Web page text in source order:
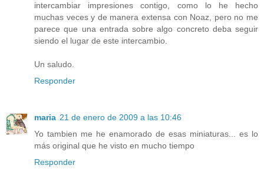
intercambiar impresiones contigo, como lo he hecho
muchas veces y de manera extensa con Noaz, pero no me
parece que una entrada sobre algo concreto deba seguir
siendo el lugar de este intercambio.
Un saludo.
Responder
maria 21 de enero de 2009 a las 10:46
Yo tambien me he enamorado de esas miniaturas... es lo
más original que he visto en mucho tiempo
Responder